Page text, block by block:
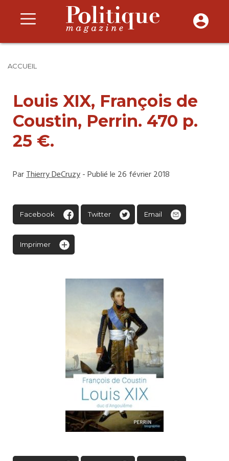
ACCUEIL
Louis XIX, François de
Coustin, Perrin. 470 p.
25 €.
ParThierry DeCruzy- Publié le 26 février 2018
Facebook Twitter Email
Imprimer